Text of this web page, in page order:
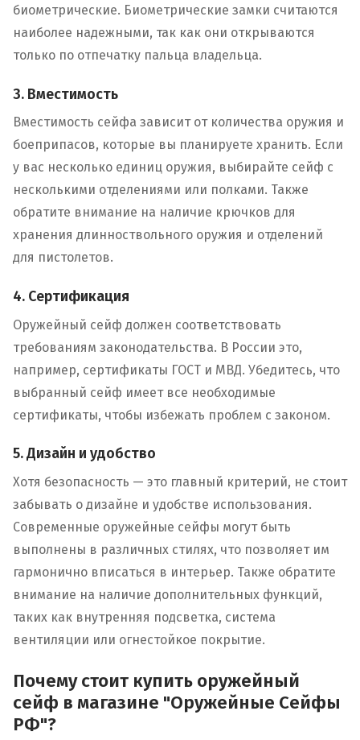
биометрические. Биометрические замки считаются
наиболее надежными, так как они открываются
только по отпечатку пальца владельца.
3. Вместимость
Вместимость сейфа зависит от количества оружия и
боеприпасов, которые вы планируете хранить. Если
у вас несколько единиц оружия, выбирайте сейф с
несколькими отделениями или полками. Также
обратите внимание на наличие крючков для
хранения длинноствольного оружия и отделений
для пистолетов.
4. Сертификация
Оружейный сейф должен соответствовать
требованиям законодательства. В России это,
например, сертификаты ГОСТ и МВД. Убедитесь, что
выбранный сейф имеет все необходимые
сертификаты, чтобы избежать проблем с законом.
5. Дизайн и удобство
Хотя безопасность — это главный критерий, не стоит
забывать о дизайне и удобстве использования.
Современные оружейные сейфы могут быть
выполнены в различных стилях, что позволяет им
гармонично вписаться в интерьер. Также обратите
внимание на наличие дополнительных функций,
таких как внутренняя подсветка, система
вентиляции или огнестойкое покрытие.
Почему стоит купить оружейный
сейф в магазине "Оружейные Сейфы
РФ"?